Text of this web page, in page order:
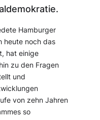
Hamburger
heute noch das
hat einige
zu den Fragen
und
von zehn Jahren
so